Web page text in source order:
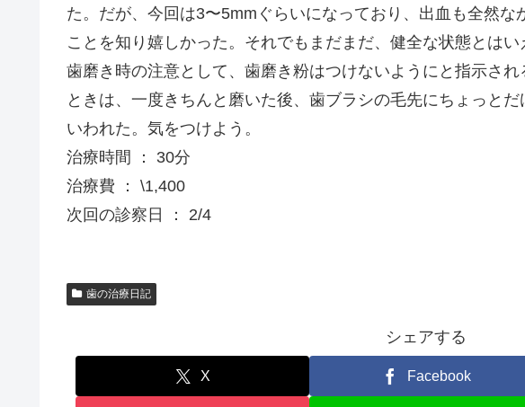
た。だが、今回は3〜5mmぐらいになっており、出血も全然な
ことを知り嬉しかった。それでもまだまだ、健全な状態とはい
歯磨き時の注意として、歯磨き粉はつけないようにと指示さ
ときは、一度きちんと磨いた後、歯ブラシの毛先にちょっと
いわれた。気をつけよう。
治療時間 ： 30分
治療費 ： \1,400
次回の診察日 ： 2/4
歯の治療日記
シェアする
X Facebook